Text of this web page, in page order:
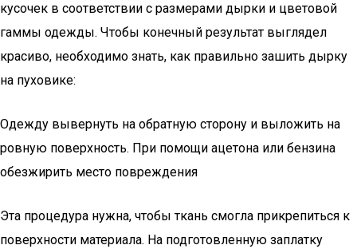
кусочек в соответствии с размерами дырки и цветовой
гаммы одежды. Чтобы конечный результат выглядел
красиво, необходимо знать, как правильно зашить дырку
на пуховике:
Одежду вывернуть на обратную сторону и выложить на
ровную поверхность. При помощи ацетона или бензина
обезжирить место повреждения
Эта процедура нужна, чтобы ткань смогла прикрепиться к
поверхности материала. На подготовленную заплатку